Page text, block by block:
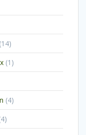
1414
producten
1 1
product
44
producten
44
producten